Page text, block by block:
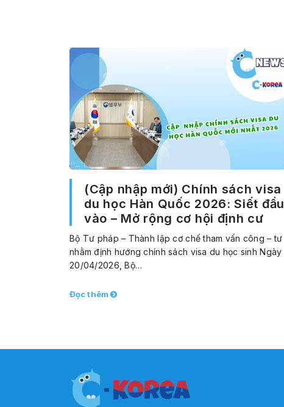
(Cập nhập mới) Chính sách visa
du học Hàn Quốc 2026: Siết đầu
vào – Mở rộng cơ hội định cư
Bộ Tư pháp – Thành lập cơ chế tham vấn công – tư
nhằm định hướng chính sách visa du học sinh Ngày
20/04/2026, Bộ…
Đọc thêm